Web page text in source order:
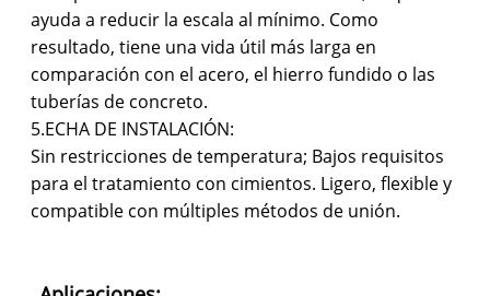
ayuda a reducir la escala al mínimo. Como
resultado, tiene una vida útil más larga en
comparación con el acero, el hierro fundido o las
tuberías de concreto.
5.ECHA DE INSTALACIÓN:
Sin restricciones de temperatura; Bajos requisitos
para el tratamiento con cimientos. Ligero, flexible y
compatible con múltiples métodos de unión.